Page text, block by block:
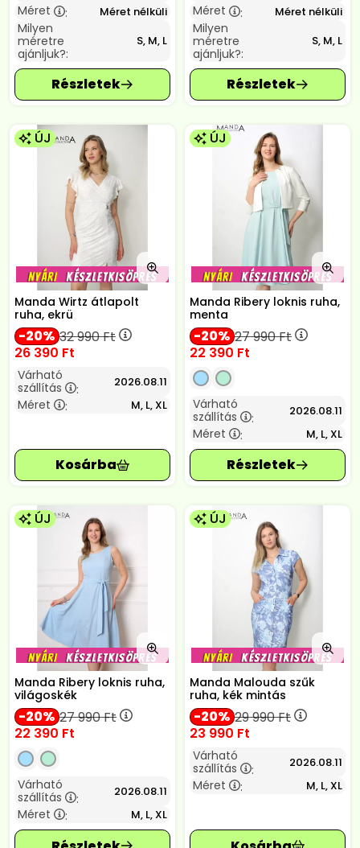
Méret
: Méret nélküli
Milyen
méretre
ajánljuk?:
S, M, L
Méret
: Méret nélküli
Milyen
méretre
ajánljuk?:
S, M, L
ÚJ
Manda Wirtz átlapolt
ruha, ekrü
20 32 990Ft
26 390 Ft
Várható
szállítás
: 2026.08.11
Méret : M, L, XL
ÚJ
Manda Ribery loknis ruha,
menta
20 27 990Ft
22 390 Ft
Várható
szállítás
: 2026.08.11
Méret : M, L, XL
ÚJ
Manda Ribery loknis ruha,
világoskék
20 27 990Ft
22 390 Ft
Várható
szállítás
: 2026.08.11
Méret : M, L, XL
ÚJ
Manda Malouda szűk
ruha, kék mintás
20 29 990Ft
23 990 Ft
Várható
szállítás
: 2026.08.11
Méret : M, L, XL